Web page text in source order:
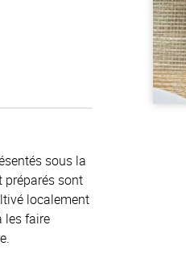
sous la
préparés sont
localement
les faire